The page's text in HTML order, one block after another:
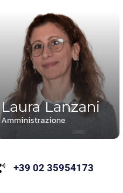
Laura Lanzani
Amministrazione
+39 02 35954173